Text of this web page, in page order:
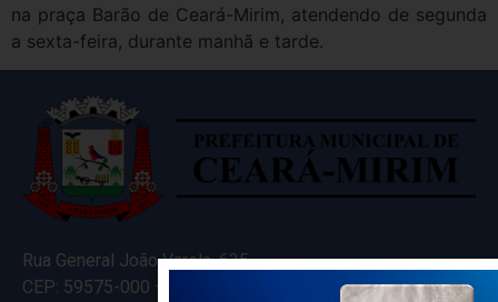
na praça Barão de Ceará-Mirim, atendendo de segunda
a sexta-feira, durante manhã e tarde.
Rua General João Varela, 635
CEP: 59575-000 – Ceará-Mirim – RN